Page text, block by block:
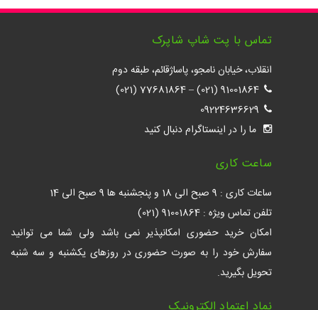
تماس با پت شاپ شاپرک
انقلاب، خیابان نامجو، پاساژقائم، طبقه دوم
91001864 (021)
–
77681864 (021)
09224636629
ما را در اینستاگرام دنبال کنید
ساعت کاری
ساعات کاری : 9 صبح الی 18 و پنجشنبه ها 9 صبح الی 14
تلفن تماس ویژه : 91001864 (021)
امکان خرید حضوری امکانپذیر نمی باشد ولی شما می توانید
سفارش خود را به صورت حضوری در روزهای یکشنبه و سه شنبه
تحویل بگیرید.